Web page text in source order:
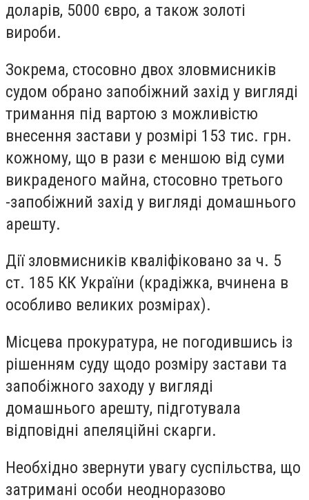
доларів, 5000 євро, а також золоті
вироби.
Зокрема, стосовно двох зловмисників
судом обрано запобіжний захід у вигляді
тримання під вартою з можливістю
внесення застави у розмірі 153 тис. грн.
кожному, що в рази є меншою від суми
викраденого майна, стосовно третього
-запобіжний захід у вигляді домашнього
арешту.
Дії зловмисників кваліфіковано за ч. 5
ст. 185 КК України (крадіжка, вчинена в
особливо великих розмірах).
Місцева прокуратура, не погодившись із
рішенням суду щодо розміру застави та
запобіжного заходу у вигляді
домашнього арешту, підготувала
відповідні апеляційні скарги.
Необхідно звернути увагу суспільства, що
затримані особи неодноразово